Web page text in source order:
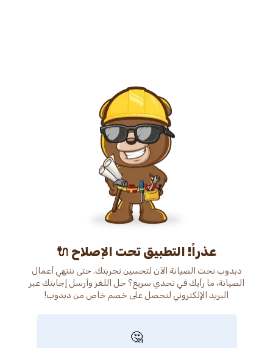
عذراً! التطبيق تحت الإصلاح 🔌
دبدوب تحت الصيانة الآن لتحسين تجربتك. حتى ننتهي أعمال
الصيانة، ما رأيك في تحدي سريع؟ حل اللغز وأرسل إجابتك عبر
البريد الإلكتروني لتحصل على خصم خاص من دبدوب!
🤔